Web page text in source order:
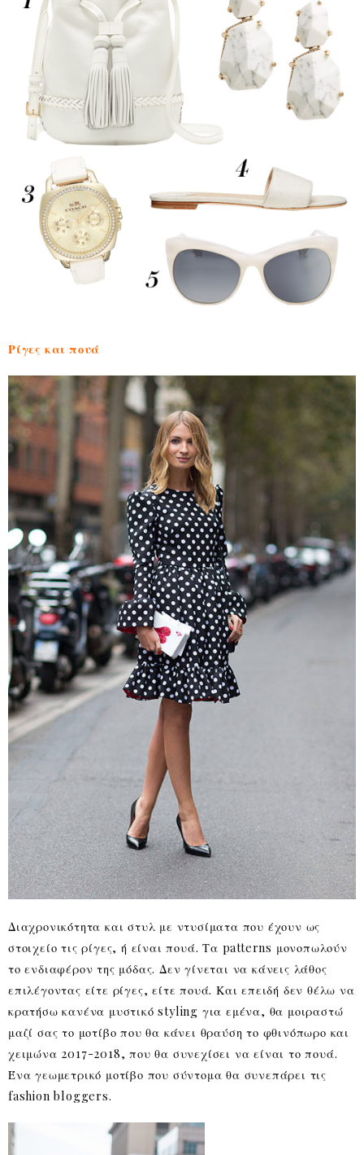
Ρίγες και πουά
Διαχρονικότητα και στυλ με ντυσίματα που έχουν ως
στοιχείο τις ρίγες, ή είναι πουά. Τα patterns μονοπωλούν
το ενδιαφέρον της μόδας. Δεν γίνεται να κάνεις λάθος
επιλέγοντας είτε ρίγες, είτε πουά. Και επειδή δεν θέλω να
κρατήσω κανένα μυστικό styling για εμένα, θα μοιραστώ
μαζί σας το μοτίβο που θα κάνει θραύση το φθινόπωρο και
χειμώνα 2017-2018, που θα συνεχίσει να είναι το πουά.
Ένα γεωμετρικό μοτίβο που σύντομα θα συνεπάρει τις
fashion bloggers.